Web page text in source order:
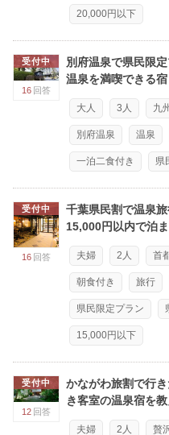
20,000円以下
受付中
16 回答
別府温泉で県民限
温泉を満喫できる宿
大人 3人 九州
別府温泉 温泉
一泊二食付き 県
受付中
16 回答
千葉県民割で温泉
15,000円以内で泊
夫婦 2人 首
朝食付き 旅行
県民限定プラン
15,000円以下
受付中
12 回答
かながわ旅割で行
き客室の温泉宿を教
夫婦 2人 贅